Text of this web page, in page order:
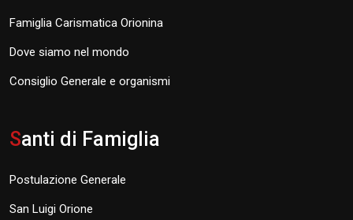
Famiglia Carismatica Orionina
Dove siamo nel mondo
Consiglio Generale e organismi
Santi di Famiglia
Postulazione Generale
San Luigi Orione